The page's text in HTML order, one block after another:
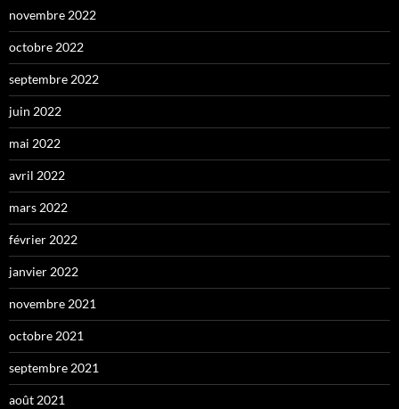
novembre 2022
octobre 2022
septembre 2022
juin 2022
mai 2022
avril 2022
mars 2022
février 2022
janvier 2022
novembre 2021
octobre 2021
septembre 2021
août 2021